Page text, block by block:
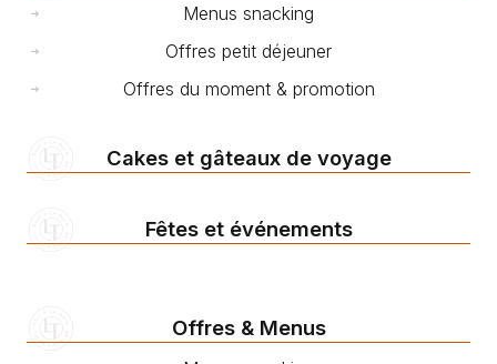
Menus snacking
Offres petit déjeuner
Offres du moment & promotion
Cakes et gâteaux de voyage
Fêtes et événements
Offres & Menus